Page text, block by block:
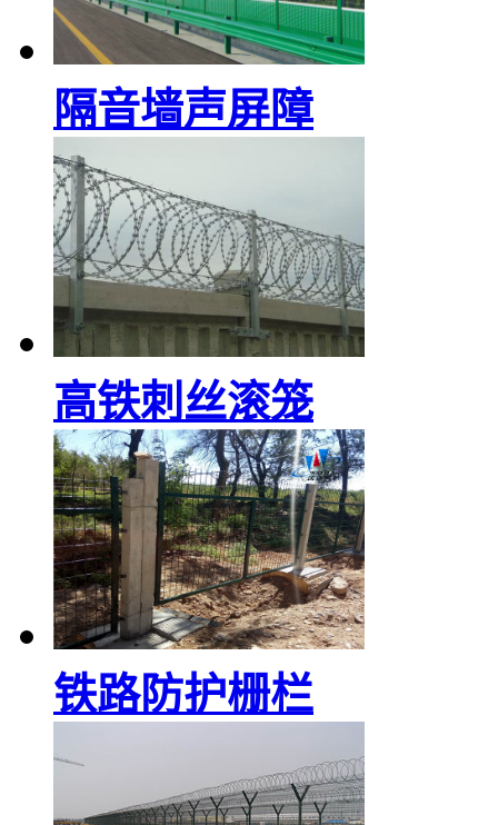
隔音墙声屏障
高铁刺丝滚笼
铁路防护栅栏